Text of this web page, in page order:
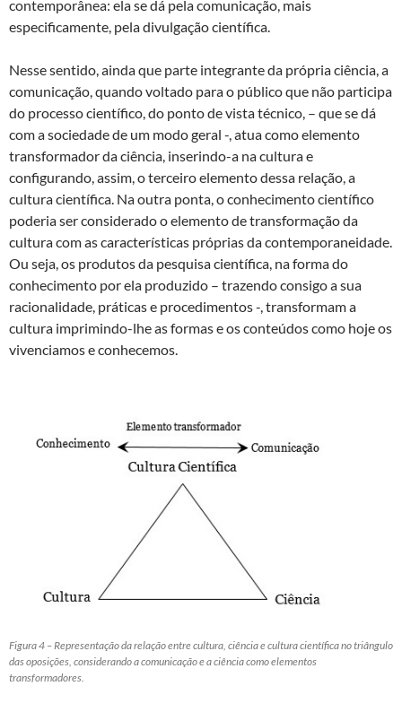
contemporânea: ela se dá pela comunicação, mais
especificamente, pela divulgação científica.
Nesse sentido, ainda que parte integrante da própria ciência, a
comunicação, quando voltado para o público que não participa
do processo científico, do ponto de vista técnico, – que se dá
com a sociedade de um modo geral -, atua como elemento
transformador da ciência, inserindo-a na cultura e
configurando, assim, o terceiro elemento dessa relação, a
cultura científica. Na outra ponta, o conhecimento científico
poderia ser considerado o elemento de transformação da
cultura com as características próprias da contemporaneidade.
Ou seja, os produtos da pesquisa científica, na forma do
conhecimento por ela produzido – trazendo consigo a sua
racionalidade, práticas e procedimentos -, transformam a
cultura imprimindo-lhe as formas e os conteúdos como hoje os
vivenciamos e conhecemos.
Figura 4 – Representação da relação entre cultura, ciência e cultura científica no triângulo
das oposições, considerando a comunicação e a ciência como elementos
transformadores.